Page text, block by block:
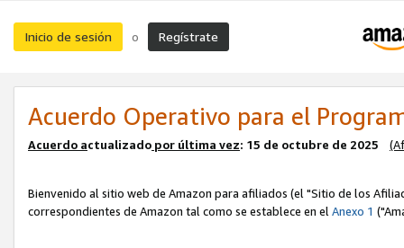
Inicio de sesión o Regístrate
Acuerdo Operativo para el
Acuerdo actualizado por última vez: 15 de octubre de 2025
Bienvenido al sitio web de Amazon para afiliados (el "Sitio de los
correspondientes de Amazon tal como se establece en elAnexo 1